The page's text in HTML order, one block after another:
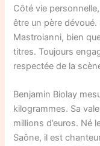
Côté vie
être un père dévoué.
Mastroianni, bien
titres. Toujours
respectée de la
Benjamin Biolay
kilogrammes. Sa
millions d’euros. Né
Saône, il est